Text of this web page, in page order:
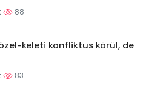
88
keleti konfliktus körül, de
83